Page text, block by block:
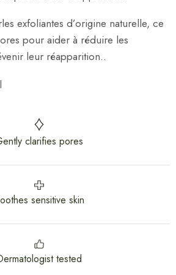
exfoliantes d’origine naturelle, ce
pour aider à réduire les
leur réapparition..
clarifies pores
sensitive skin
tested